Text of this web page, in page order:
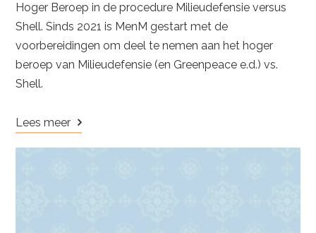
Hoger Beroep in de procedure Milieudefensie versus
Shell. Sinds 2021 is MenM gestart met de
voorbereidingen om deel te nemen aan het hoger
beroep van Milieudefensie (en Greenpeace e.d.) vs.
Shell.
Lees meer